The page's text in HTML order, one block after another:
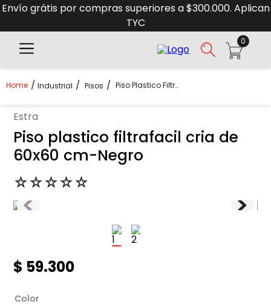
Envío grátis por compras superiores a $300.000. Aplican
TYC
0
Industrial Pisos Piso Plastico Filtrafacil Cria De 60x60 Cm-Negro
estra
Piso plastico filtrafacil cria de
60x60 cm-Negro
☆☆☆☆☆
$ 59.300
Color